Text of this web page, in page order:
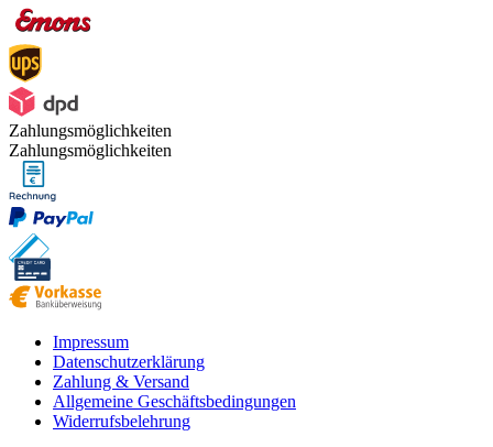
Zahlungsmöglichkeiten
Zahlungsmöglichkeiten
Impressum
Datenschutzerklärung
Zahlung & Versand
Allgemeine Geschäftsbedingungen
Widerrufsbelehrung